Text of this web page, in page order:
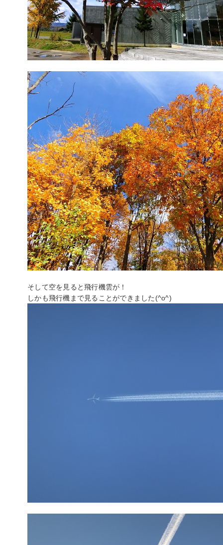
そして空を見ると飛行機雲が！
しかも飛行機まで見ることができました(^o^)